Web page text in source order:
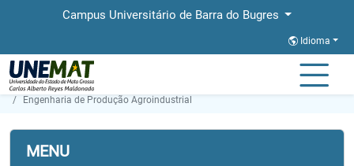
Campus Universitário de Barra do Bugres
Idioma
Página Inicial
Engenharia de Produção Agroindustrial
MENU